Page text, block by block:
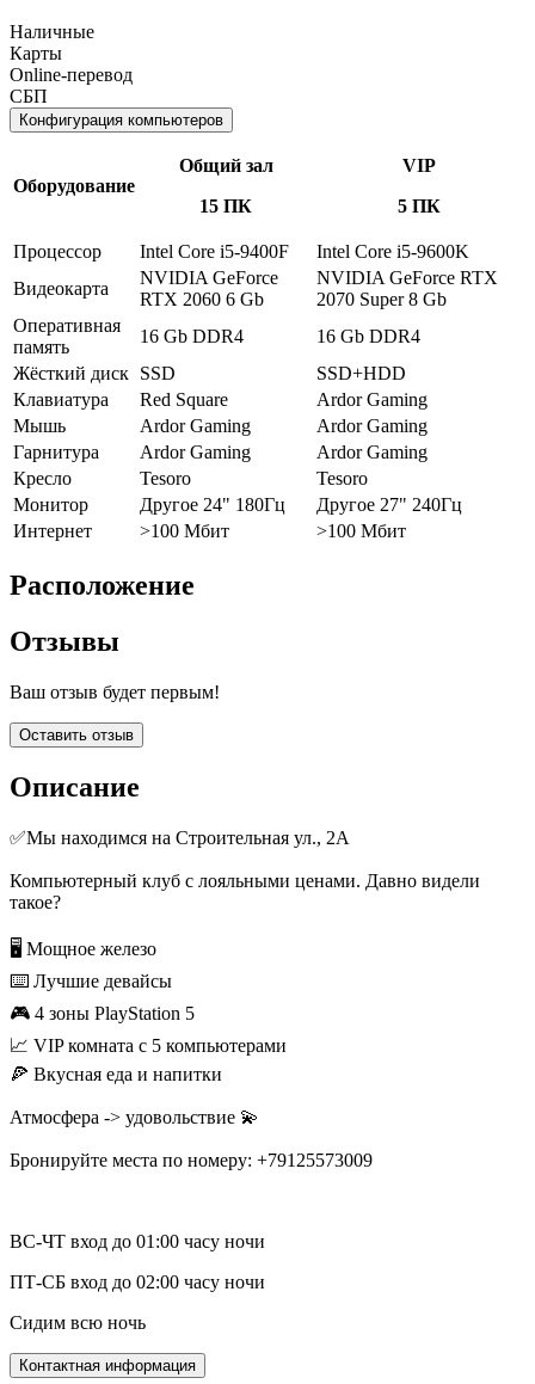
Наличные
Карты
Online-перевод
СБП
Конфигурация компьютеров
Оборудование
Общий зал
15 ПК
VIP
5 ПК
Процессор Intel Core i5-9400F
Intel Core i5-9600K
Видеокарта
NVIDIA GeForce
RTX 2060 6 Gb
NVIDIA GeForce RTX
2070 Super 8 Gb
Оперативная
память
16 Gb DDR4
16 Gb DDR4
Жёсткий диск SSD
SSD+HDD
Клавиатура
Red Square
Ardor Gaming
Мышь
Ardor Gaming
Ardor Gaming
Гарнитура
Ardor Gaming
Ardor Gaming
Кресло
Tesoro
Tesoro
Монитор
Другое 24" 180Гц
Другое 27" 240Гц
Интернет
>100 Мбит >100 Мбит
Расположение
Отзывы
Ваш отзыв будет первым!
Оставить отзыв
Описание
✅Мы находимся на Строительная ул., 2А
Компьютерный клуб с лояльными ценами. Давно видели
такое?
🖥️ Мощное железо
⌨️ Лучшие девайсы
🎮 4 зоны PlayStation 5
📈 VIP комната с 5 компьютерами
🍕 Вкусная еда и напитки
Атмосфера -> удовольствие 💫
Бронируйте места по номеру: +79125573009
ВС-ЧТ вход до 01:00 часу ночи
ПТ-СБ вход до 02:00 часу ночи
Сидим всю ночь
Контактная информация